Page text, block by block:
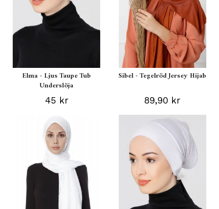
Elma - Ljus Taupe Tub
Underslöja
45 kr
Sibel - Tegelröd Jersey Hijab
89,90 kr